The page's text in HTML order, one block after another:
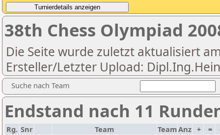
38th Chess Olympiad
Die Seite wurde zuletzt aktualisiert
Ersteller/Letzter Upload:
Suche nach Team
Endstand nach 11
Rg. Snr Team TeamAnz + =